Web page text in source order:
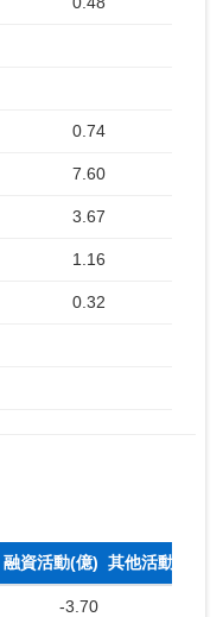
0.74
7.60
3.67
1.16
0.32
融資活動(億) 其他活動(億)
-3.70